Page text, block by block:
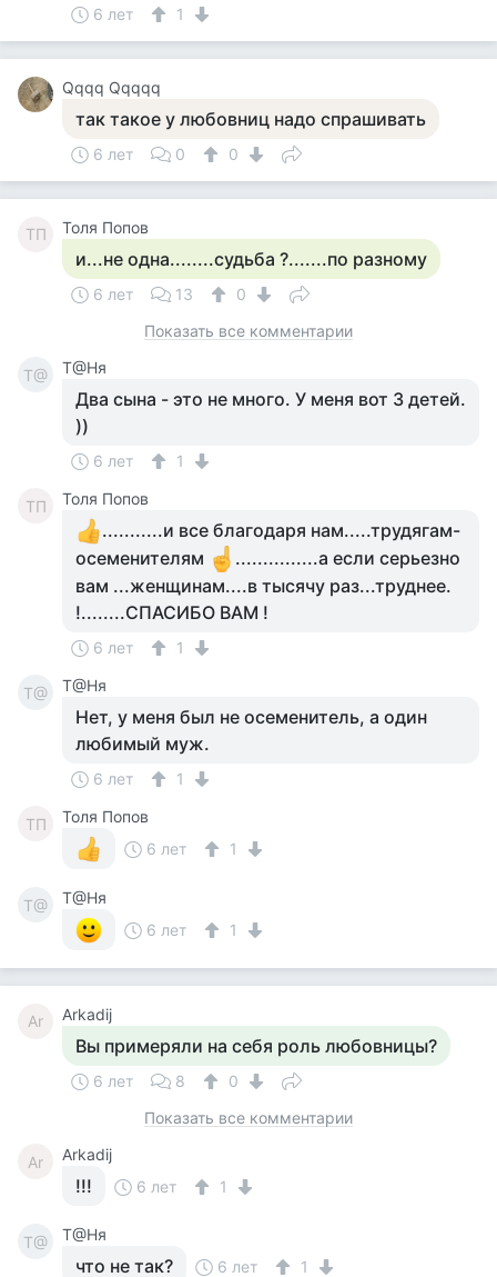
6 лет 1
Qqqq Qqqqq
так такое у любовниц надо спрашивать
6 лет 0 0
ТП Толя Попов
и...не одна........судьба ?.......по разному
6 лет 13
0
Показать все комментарии
Т@ Т@Ня
Два сына - это не много. У меня вот 3 детей.
))
6 лет 1
ТП Толя Попов
...........и все благодаря нам.....трудягам-
осеменителям
...............а если серьезно
вам ...женщинам....в тысячу раз...труднее.
!........СПАСИБО ВАМ !
6 лет 1
Т@ Т@Ня
Нет, у меня был не осеменитель, а один
любимый муж.
6 лет 1
ТП
Толя Попов
6 лет
1
Т@
Т@Ня
6 лет
1
Ar Arkadij
Вы примеряли на себя роль любовницы?
6 лет 8
0
Показать все комментарии
Ar Arkadij
!!! 6 лет 1
Т@ Т@Ня
что не так? 6 лет 1